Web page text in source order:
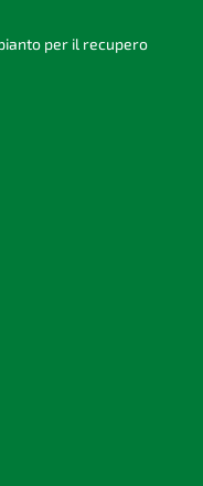
per il recupero